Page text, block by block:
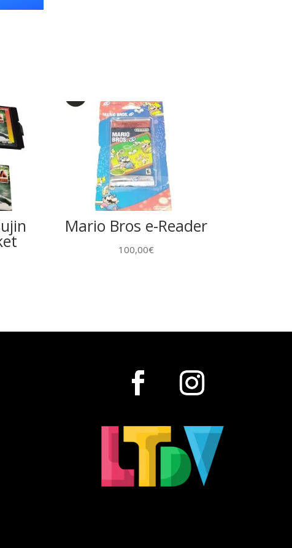
Mario Bros e-Reader
100,00€